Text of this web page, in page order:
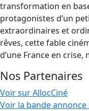
transformation en
protagonistes d’un
extraordinaires et
rêves, cette fable
d’une France en
Nos Partenaires
Voir sur AllocCiné
Voir la bande